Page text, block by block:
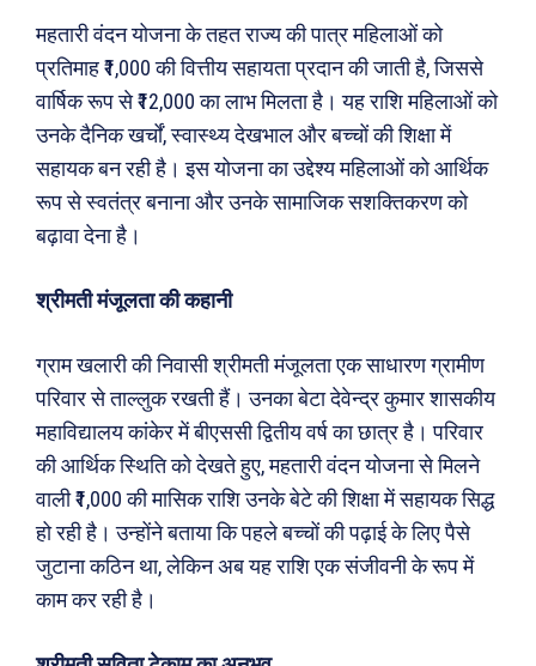
महतारी वंदन योजना के तहत राज्य की पात्र महिलाओं को
प्रतिमाह ₹1,000 की वित्तीय सहायता प्रदान की जाती है, जिससे
वार्षिक रूप से ₹12,000 का लाभ मिलता है। यह राशि महिलाओं को
उनके दैनिक खर्चों, स्वास्थ्य देखभाल और बच्चों की शिक्षा में
सहायक बन रही है। इस योजना का उद्देश्य महिलाओं को आर्थिक
रूप से स्वतंत्र बनाना और उनके सामाजिक सशक्तिकरण को
बढ़ावा देना है।
श्रीमती मंजूलता की कहानी
ग्राम खलारी की निवासी श्रीमती मंजूलता एक साधारण ग्रामीण
परिवार से ताल्लुक रखती हैं। उनका बेटा देवेन्द्र कुमार शासकीय
महाविद्यालय कांकेर में बीएससी द्वितीय वर्ष का छात्र है। परिवार
की आर्थिक स्थिति को देखते हुए, महतारी वंदन योजना से मिलने
वाली ₹1,000 की मासिक राशि उनके बेटे की शिक्षा में सहायक सिद्ध
हो रही है। उन्होंने बताया कि पहले बच्चों की पढ़ाई के लिए पैसे
जुटाना कठिन था, लेकिन अब यह राशि एक संजीवनी के रूप में
काम कर रही है।